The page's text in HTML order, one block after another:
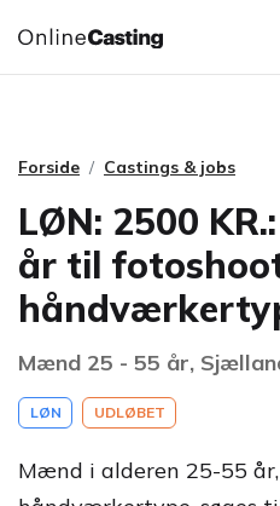
CASTINGS & JOBS
Forside Castings & jobs
LØN: 2500
år til
Mænd 25 - 55 år,
LØN UDLØBET
Mænd i alderen 25-55